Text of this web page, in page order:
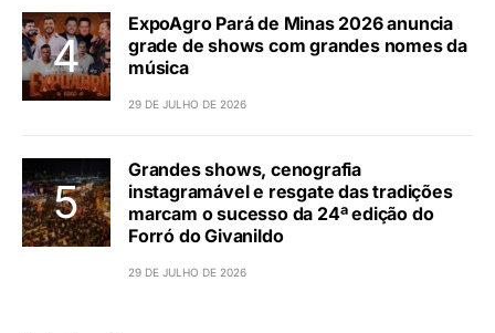
ExpoAgro Pará de Minas 2026 anuncia
grade de shows com grandes nomes da
música
29 DE JULHO DE 2026
Grandes shows, cenografia
instagramável e resgate das tradições
marcam o sucesso da 24ª edição do
Forró do Givanildo
29 DE JULHO DE 2026